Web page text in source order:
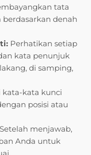
tata
berdasarkan denah
Perhatikan setiap
kata penunjuk
di samping,
kata-kata kunci
posisi atau
Setelah menjawab,
Anda untuk